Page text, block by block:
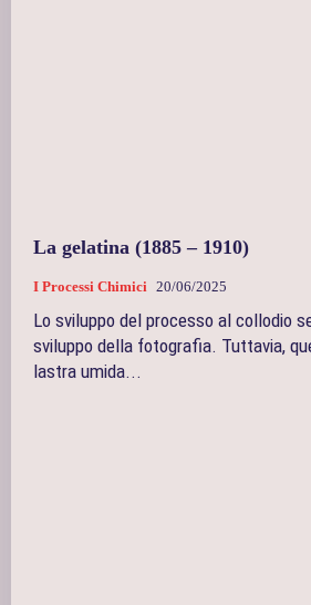
La gelatina (1885 – 1910)
I Processi Chimici 20/06/2025
Lo sviluppo del processo al collodio
sviluppo della fotografia. Tuttavia,
lastra umida...